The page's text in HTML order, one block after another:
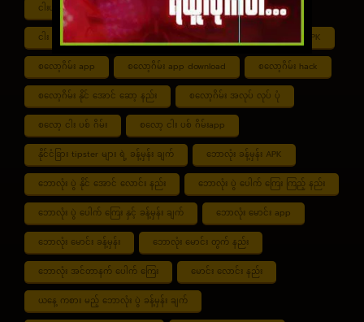
ငါးပစ်ဂိမ်း App download ငါး ပစ် ဂိမ်း link
ငါး ပစ် ဂိမ်း ဆော့ နည်း ငါး ပစ် ဂိမ်း ပိုက်ဆံ ရ စလော့ဂိမ်း APK
စလော့ဂိမ်း app စလော့ဂိမ်း app download စလော့ဂိမ်း hack
စလော့ဂိမ်း နိုင် အောင် ဆော့ နည်း စလော့ဂိမ်း အလုပ် လုပ် ပုံ
စလော့ ငါး ပစ် ဂိမ်း စလော့ ငါး ပစ် ဂိမ်းapp
နိုင်ငံခြား tipster များ ရဲ့ ခန့်မှန်း ချက် ဘောလုံး ခန့်မှန်း APK
ဘောလုံး ပွဲ နိုင် အောင် လောင်း နည်း ဘောလုံး ပွဲ ပေါက် ကြေး ကြည့် နည်း
ဘောလုံး ပွဲ ပေါက် ကြေး နှင့် ခန့်မှန်း ချက် ဘောလုံး မောင်း app
ဘောလုံး မောင်း ခန့်မှန်း ဘောလုံး မောင်း တွက် နည်း
ဘောလုံး အင်တာနက် ပေါက် ကြေး မောင်း လောင်း နည်း
ယနေ့ ကစား မည့် ဘောလုံး ပွဲ ခန့်မှန်း ချက်